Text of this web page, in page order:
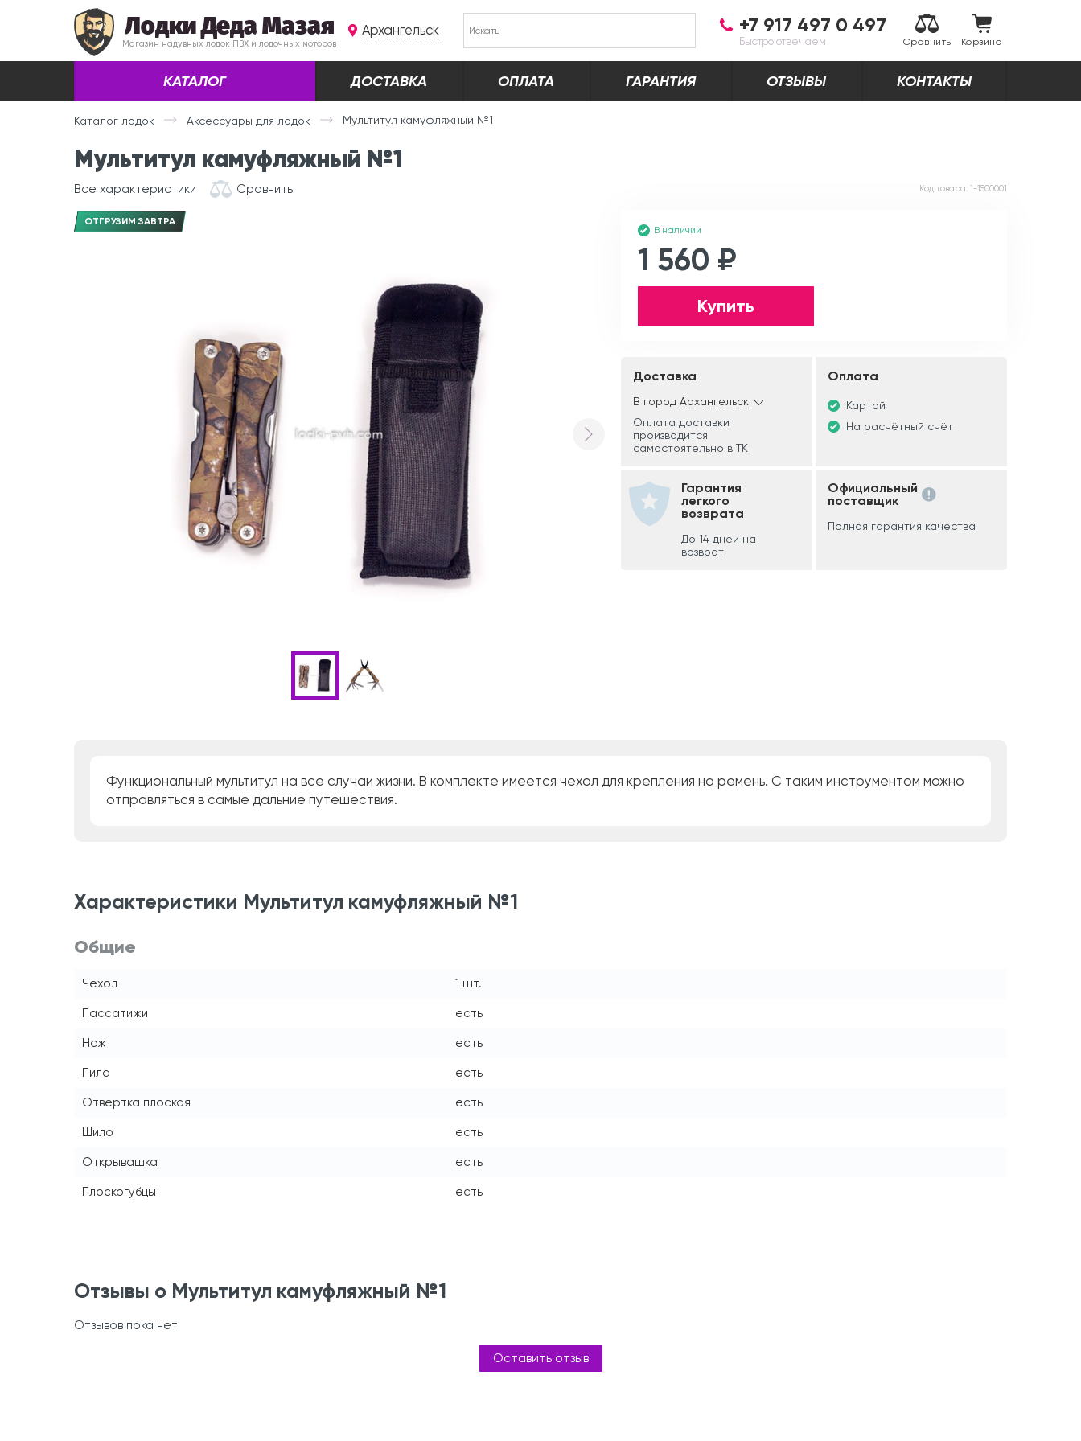
Лодки Деда Мазая
Магазин надувных лодок ПВХ и лодочных моторов
Архангельск +7 917 497 0 497
Быстро отвечаем Сравнить Корзина
КАТАЛОГ ДОСТАВКА ОПЛАТА ГАРАНТИЯ ОТЗЫВЫ КОНТАКТЫ
Каталог лодок Аксессуары для лодок Мультитул камуфляжный №1
Мультитул камуфляжный №1
Все характеристики Сравнить Код товара: 1-1500001
ОТГРУЗИМ ЗАВТРА
В наличии
1 560 ₽
Купить
Доставка
В город Архангельск
Оплата доставки
производится
самостоятельно в ТК
Оплата
Картой
На расчётный счёт
Гарантия
легкого
возврата
До 14 дней на
возврат
Официальный
поставщик
Полная гарантия качества
Функциональный мультитул на все случаи жизни. В комплекте имеется чехол для крепления на ремень. С таким инструментом можно
отправляться в самые дальние путешествия.
Характеристики Мультитул камуфляжный №1
Общие
Чехол 1 шт.
Пассатижи есть
Нож есть
Пила есть
Отвертка плоская есть
Шило есть
Открывашка есть
Плоскогубцы есть
Отзывы о Мультитул камуфляжный №1
Отзывов пока нет
Оставить отзыв